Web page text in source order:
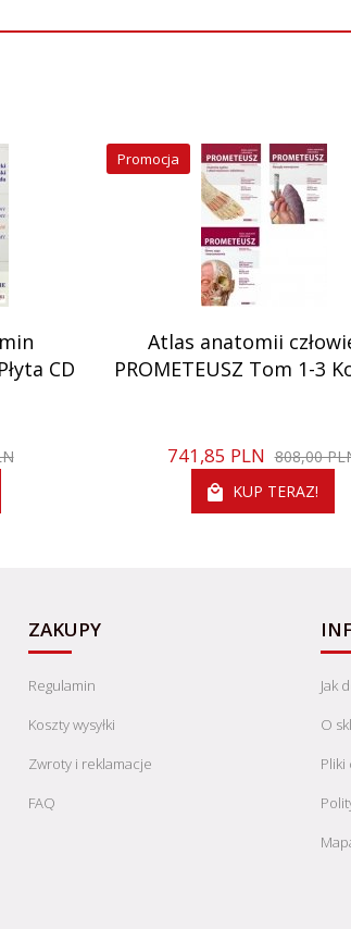
Marcin Szkolnicki
CD
Promocja
Atlas anatomii
PROMETEUSZ Tom 1-3
741,85 PLN 808,00
KUP TERAZ!
ZAKUPY
Regulamin
Koszty wysyłki
Zwroty i reklamacje
FAQ
Jak
O
Pliki